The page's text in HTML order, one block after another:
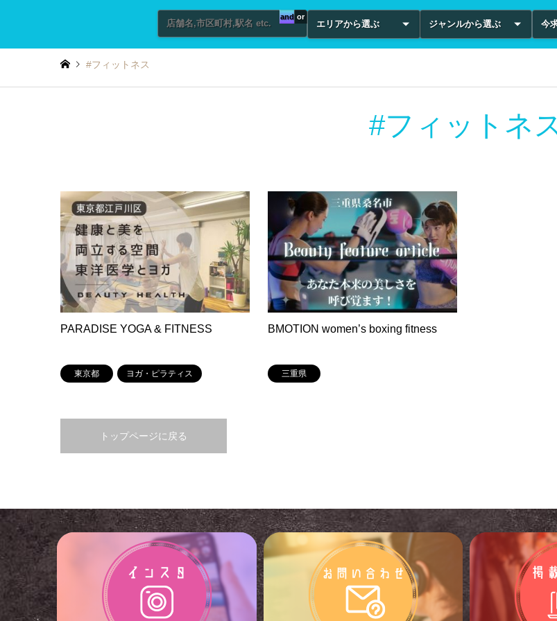
and or
エリアから選ぶ ジャンルから選ぶ 今
#フィットネス
#フィットネ
PARADISE YOGA & FITNESS
東京都 ヨガ・ピラティス
BMOTION women’s boxing fitness
三重県
トップページに戻る